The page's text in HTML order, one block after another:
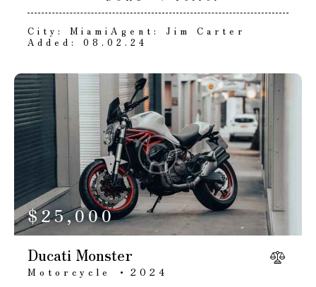
City: MiamiAgent:
Jim Carter
Added:
08.02.24
$25,000
Ducati Monster
Motorcycle 2024